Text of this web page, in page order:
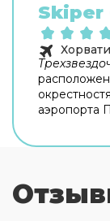
Skiper
аэропорта
отеля вам
кухне. В
открытый